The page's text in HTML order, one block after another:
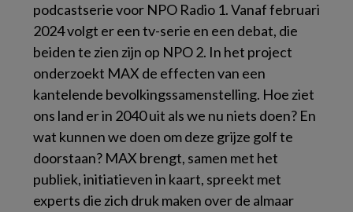
podcastserie voor NPO Radio 1. Vanaf februari
2024 volgt er een tv-serie en een debat, die
beiden te zien zijn op NPO 2. In het project
onderzoekt MAX de effecten van een
kantelende bevolkingssamenstelling. Hoe ziet
ons land er in 2040 uit als we nu niets doen? En
wat kunnen we doen om deze grijze golf te
doorstaan? MAX brengt, samen met het
publiek, initiatieven in kaart, spreekt met
experts die zich druk maken over de almaar